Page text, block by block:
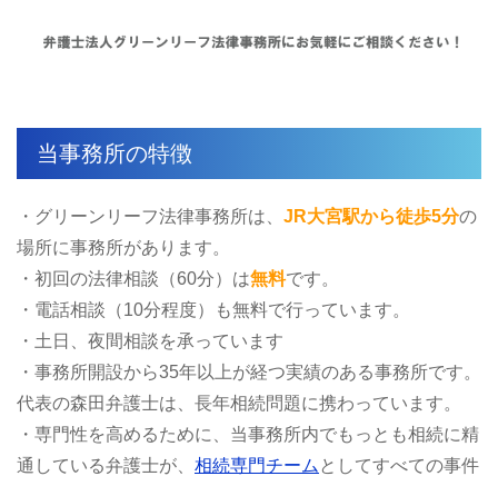
当事務所の特徴
・グリーンリーフ法律事務所は、 JR大宮駅から徒歩5分の
場所に事務所があります。
・初回の法律相談（60分）は無料です。
・電話相談（10分程度）も無料で行っています。
・土日、夜間相談を承っています
・事務所開設から35年以上が経つ実績のある事務所です。
代表の森田弁護士は、長年相続問題に携わっています。
・専門性を高めるために、当事務所内でもっとも相続に精
通している弁護士が、 相続専門チーム としてすべての事件